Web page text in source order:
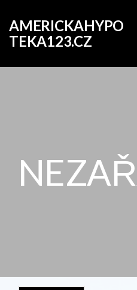
AMERICKAHYPO
TEKA123.CZ